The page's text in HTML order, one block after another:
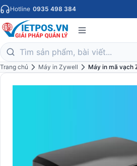
Hotline 0935 498 384
Trang chủ Máy in Zywell Máy in mã vạch